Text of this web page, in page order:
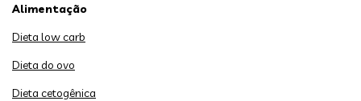
Alimentação
Dieta low carb
Dieta do ovo
Dieta cetogênica